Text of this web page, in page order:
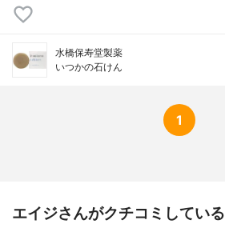
水橋保寿堂製薬
いつかの石けん
1
エイジさんがクチコミしてい